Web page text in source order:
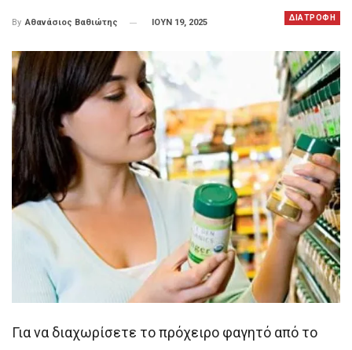
ΔΙΑΤΡΟΦΗ
By Αθανάσιος Βαθιώτης ΙΟΥΝ 19, 2025
Για να διαχωρίσετε το πρόχειρο φαγητό από το